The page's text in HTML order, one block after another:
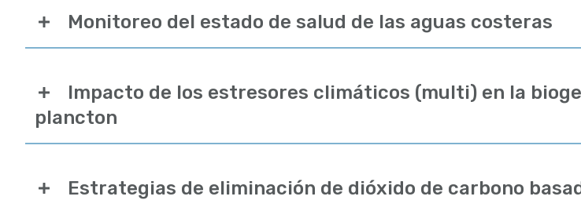
Monitoreo del estado de salud de las aguas costeras
Impacto de los estresores climáticos (multi) en la
plancton
Estrategias de eliminación de dióxido de carbono